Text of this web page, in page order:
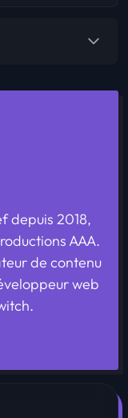
depuis 2018,
AAA.
de contenu
web